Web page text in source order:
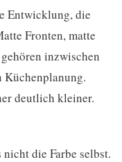
Entwicklung, die
Fronten, matte
inzwischen
Küchenplanung.
deutlich kleiner.
die Farbe selbst.